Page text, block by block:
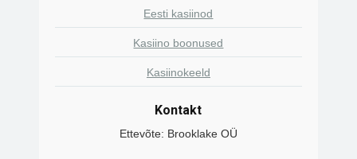
Eesti kasiinod
Kasiino boonused
Kasiinokeeld
Kontakt
Ettevõte: Brooklake OÜ